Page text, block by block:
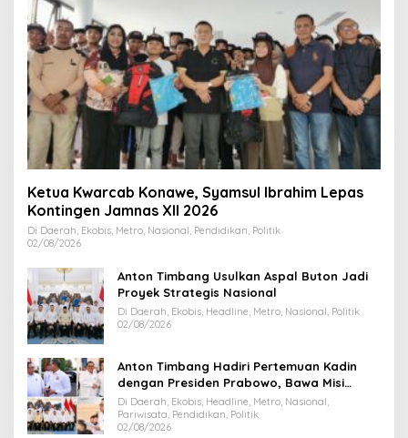
Ketua Kwarcab Konawe, Syamsul Ibrahim Lepas
Kontingen Jamnas XII 2026
Di Daerah, Ekobis, Metro, Nasional, Pendidikan, Politik
02/08/2026
Anton Timbang Usulkan Aspal Buton Jadi
Proyek Strategis Nasional
Di Daerah, Ekobis, Headline, Metro, Nasional, Politik
02/08/2026
Anton Timbang Hadiri Pertemuan Kadin
dengan Presiden Prabowo, Bawa Misi
Majukan Ekonomi Sultra
Di Daerah, Ekobis, Headline, Metro, Nasional,
Pariwisata, Pendidikan, Politik
02/08/2026